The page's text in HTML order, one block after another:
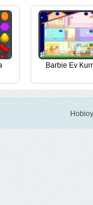
Barbie Ev